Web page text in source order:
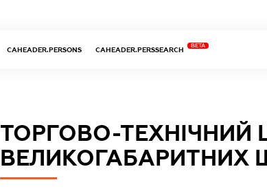
CAHEADER.PERSONS CAHEADER.PERSSEARCH
BETA
ТОРГОВО-ТЕХНІЧНИЙ
ВЕЛИКОГАБАРИТНИХ